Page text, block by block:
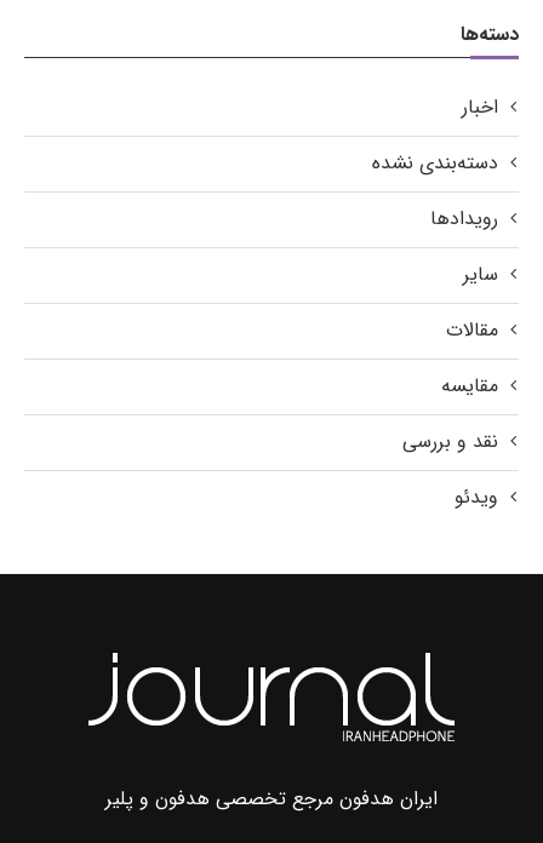
دسته‌ها
اخبار
دسته‌بندی نشده
رویدادها
سایر
مقالات
مقایسه
نقد و بررسی
ویدئو
ایران هدفون مرجع تخصصی هدفون و پلیر